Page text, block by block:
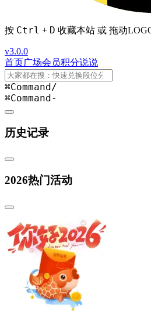
按 Ctrl + D 收藏本站 或 拖动
v3.0.0
首页广场会员积分说说
⌘Command/
⌘Command-
历史记录
2026热门活动